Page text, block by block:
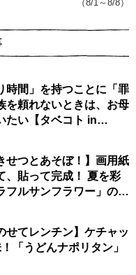
（8/1～8/8）
時間」を持つことに「罪
を頼れないときは、お母
たい【タベコト in
せつとあそぼ！】画用紙
、貼って完成！ 夏を彩
フルサンフラワー」の作
せてレンチン】ケチャッ
「うどんナポリタン」